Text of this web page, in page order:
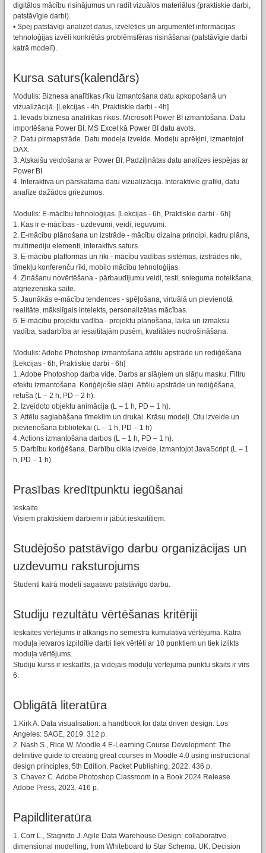
digitālos mācību risinājumus un radīt vizuālos materiālus (praktiskie darbi,
patstāvīgie darbi).
• Spēj patstāvīgi analizēt datus, izvēlēties un argumentēt informācijas
tehnoloģijas izvēli konkrētās problēmsfēras risināšanai (patstāvīgie darbi
katrā modelī).
Kursa saturs(kalendārs)
Modulis: Biznesa analītikas rīku izmantošana datu apkopošanā un
vizualizācijā. [Lekcijas - 4h, Praktiskie darbi - 4h]
1. Ievads biznesa analītikas rīkos. Microsoft Power BI izmantošana. Datu
importēšana Power BI. MS Excel kā Power BI datu avots.
2. Datu pirmapstrāde. Datu modeļa izveide. Modeļu aprēķini, izmantojot
DAX.
3. Atskaišu veidošana ar Power BI. Padziļinātas datu analīzes iespējas ar
Power BI.
4. Interaktīva un pārskatāma datu vizualizācija. Interaktīvie grafiki, datu
analīze dažādos griezumos.
Modulis: E-mācību tehnoloģijas. [Lekcijas - 6h, Praktiskie darbi - 6h]
1. Kas ir e-mācības - uzdevumi, veidi, ieguvumi.
2. E-mācību plānošana un izstrāde - mācību dizaina principi, kadru plāns,
multimediju elementi, interaktīvs saturs.
3. E-mācību platformas un rīki - mācību vadības sistēmas, izstrādes rīki,
tīmekļu konferenču rīki, mobilo mācību tehnoloģijas.
4. Zināšanu novērtēšana - pārbaudījumu veidi, testi, snieguma noteikšana,
atgriezeniskā saite.
5. Jaunākās e-mācību tendences - spēļošana, virtuālā un pievienotā
realitāte, mākslīgais intelekts, personalizētas mācības.
6. E-mācību projektu vadība - projektu plānošana, laika un izmaksu
vadība, sadarbība ar iesaitītajām pusēm, kvalitātes nodrošināšana.
Modulis: Adobe Photoshop izmantošana attēlu apstrāde un rediģēšana
[Lekcijas - 6h, Praktiskie darbi - 6h]
1. Adobe Photoshop darba vide. Darbs ar slāņiem un slāņu masku. Filtru
efektu izmantošana. Koriģējošie slāņi. Attēlu apstrāde un rediģēšana,
retuša (L – 2 h, PD – 2 h).
2. Izveidoto objektu animācija (L – 1 h, PD – 1 h).
3. Attēlu saglabāšana tīmeklim un drukai. Krāsu modeļi. Otu izveide un
pievienošana bibliotēkai (L – 1 h, PD – 1 h)
4. Actions izmantošana darbos (L – 1 h, PD – 1 h).
5. Darbību koriģēšana. Darbību cikla izveide, izmantojot JavaScript (L – 1
h, PD – 1 h).
Prasības kredītpunktu iegūšanai
Ieskaite.
Visiem praktiskiem darbiem ir jābūt ieskaitītiem.
Studējošo patstāvīgo darbu organizācijas un
uzdevumu raksturojums
Studenti katrā modelī sagatavo patstāvīgo darbu.
Studiju rezultātu vērtēšanas kritēriji
Ieskaites vērtējums ir atkarīgs no semestra kumulatīvā vērtējuma. Katra
moduļa ietvaros izpildītie darbi tiek vērtēti ar 10 punktiem un tiek izlikts
moduļa vērtējums.
Studiju kurss ir ieskaitīts, ja vidējais moduļu vērtējuma punktu skaits ir virs
6.
Obligātā literatūra
1.Kirk A. Data visualisation: a handbook for data driven design. Los
Angeles: SAGE, 2019. 312 p.
2. Nash S., Rice W. Moodle 4 E-Learning Course Development: The
definitive guide to creating great courses in Moodle 4.0 using instructional
design principles, 5th Edition. Packet Publishing, 2022. 436 p.
3. Chavez C. Adobe Photoshop Classroom in a Book 2024 Release.
Adobe Press, 2023. 416 p.
Papildliteratūra
1. Corr L., Stagnitto J. Agile Data Warehouse Design: collaborative
dimensional modelling, from Whiteboard to Star Schema. UK: Decision